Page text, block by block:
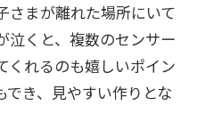
さまが離れた場所にいて
泣くと、複数のセンサー
くれるのも嬉しいポイン
でき、見やすい作りとな